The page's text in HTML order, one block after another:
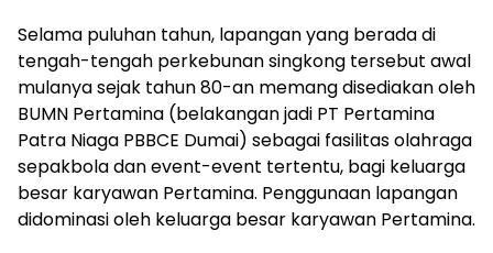
Selama puluhan tahun, lapangan yang berada di
tengah-tengah perkebunan singkong tersebut awal
mulanya sejak tahun 80-an memang disediakan oleh
BUMN Pertamina (belakangan jadi PT Pertamina
Patra Niaga PBBCE Dumai) sebagai fasilitas olahraga
sepakbola dan event-event tertentu, bagi keluarga
besar karyawan Pertamina. Penggunaan lapangan
didominasi oleh keluarga besar karyawan Pertamina.